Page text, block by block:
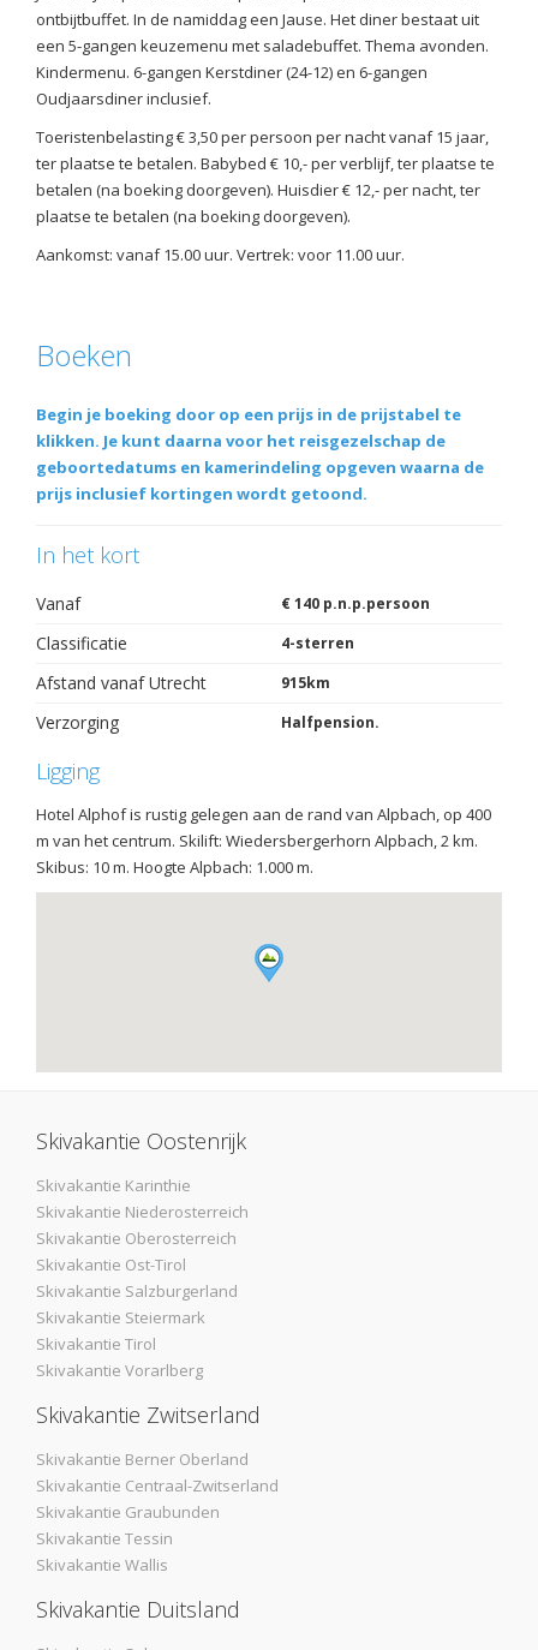
ontbijtbuffet. In de namiddag een Jause. Het diner bestaat uit
een 5-gangen keuzemenu met saladebuffet. Thema avonden.
Kindermenu. 6-gangen Kerstdiner (24-12) en 6-gangen
Oudjaarsdiner inclusief.
Toeristenbelasting € 3,50 per persoon per nacht vanaf 15 jaar,
ter plaatse te betalen. Babybed € 10,- per verblijf, ter plaatse te
betalen (na boeking doorgeven). Huisdier € 12,- per nacht, ter
plaatse te betalen (na boeking doorgeven).
Aankomst: vanaf 15.00 uur. Vertrek: voor 11.00 uur.
Boeken
Begin je boeking door op een prijs in de prijstabel te
klikken. Je kunt daarna voor het reisgezelschap de
geboortedatums en kamerindeling opgeven waarna de
prijs inclusief kortingen wordt getoond.
In het kort
Vanaf € 140 p.n.p.persoon
Classificatie 4-sterren
Afstand vanaf Utrecht 915km
Verzorging Halfpension.
Ligging
Hotel Alphof is rustig gelegen aan de rand van Alpbach, op 400
m van het centrum. Skilift: Wiedersbergerhorn Alpbach, 2 km.
Skibus: 10 m. Hoogte Alpbach: 1.000 m.
Skivakantie Oostenrijk
Skivakantie Karinthie
Skivakantie Niederosterreich
Skivakantie Oberosterreich
Skivakantie Ost-Tirol
Skivakantie Salzburgerland
Skivakantie Steiermark
Skivakantie Tirol
Skivakantie Vorarlberg
Skivakantie Zwitserland
Skivakantie Berner Oberland
Skivakantie Centraal-Zwitserland
Skivakantie Graubunden
Skivakantie Tessin
Skivakantie Wallis
Skivakantie Duitsland